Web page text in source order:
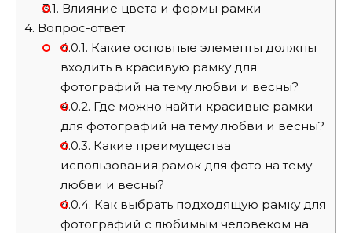
3.1. Влияние цвета и формы рамки
4. Вопрос-ответ:
4.0.1. Какие основные элементы должны
входить в красивую рамку для
фотографий на тему любви и весны?
4.0.2. Где можно найти красивые рамки
для фотографий на тему любви и весны?
4.0.3. Какие преимущества
использования рамок для фото на тему
любви и весны?
4.0.4. Как выбрать подходящую рамку для
фотографий с любимым человеком на